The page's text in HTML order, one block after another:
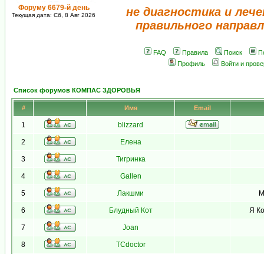
Форуму 6679-й день
Текущая дата: Сб, 8 Авг 2026
не диагностика и
правильного
FAQ Правила Поиск
Профиль
Войти и
Список форумов КОМПАС ЗДОРОВЬЯ
# Имя Email
1 blizzard
2 Елена
3 Тигринка
4 Gallen
5 Лакшми
6 Блудный Кот Я
7 Joan
8 TCdoctor